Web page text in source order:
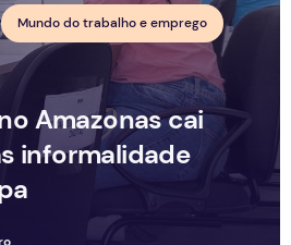
Mundo do trabalho e emprego
Amazonas cai
informalidade